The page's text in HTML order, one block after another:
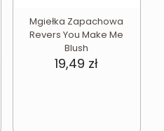
Mgiełka Zapachowa
Revers You Make Me
Blush
19,49 zł